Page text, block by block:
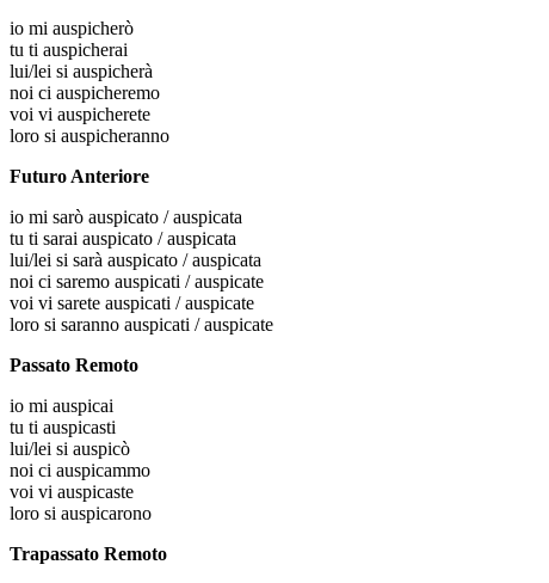
io mi auspicherò
tu ti auspicherai
lui/lei si auspicherà
noi ci auspicheremo
voi vi auspicherete
loro si auspicheranno
Futuro Anteriore
io mi sarò auspicato / auspicata
tu ti sarai auspicato / auspicata
lui/lei si sarà auspicato / auspicata
noi ci saremo auspicati / auspicate
voi vi sarete auspicati / auspicate
loro si saranno auspicati / auspicate
Passato Remoto
io mi auspicai
tu ti auspicasti
lui/lei si auspicò
noi ci auspicammo
voi vi auspicaste
loro si auspicarono
Trapassato Remoto